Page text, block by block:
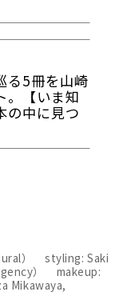
る5冊を山崎
。【いま知
の中に見つ
） styling: Saki
） makeup:
Mikawaya,